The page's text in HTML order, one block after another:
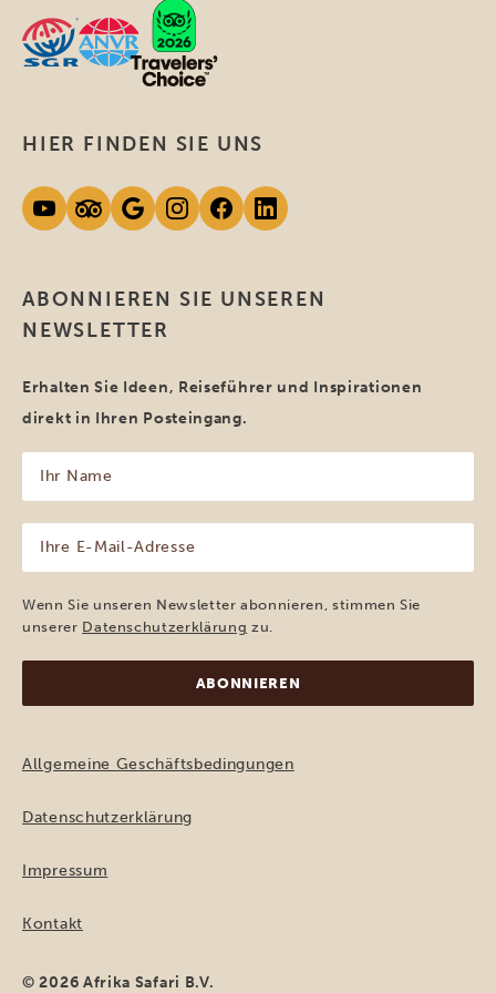
ABONNIEREN SIE UNSEREN
NEWSLETTER
Erhalten Sie Ideen, Reiseführer und Inspirationen
direkt in Ihren Posteingang.
Name
(erforderlich)
Mail-
Adresse
(erforderlich)
Wenn Sie unseren Newsletter abonnieren, stimmen Sie
unserer Datenschutzerklärung zu.
HIER FINDEN SIE UNS
Allgemeine Geschäftsbedingungen
Datenschutzerklärung
Impressum
Kontakt
© 2026 Afrika Safari B.V.